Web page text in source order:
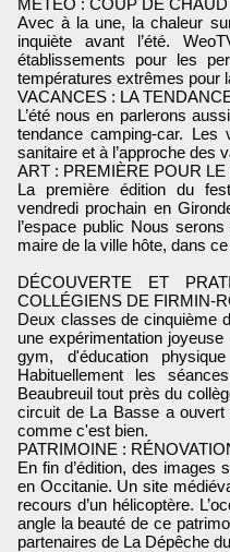
Avec à la une, la chaleur
inquiète avant l’été.
établissements pour les
températures extrêmes pour
VACANCES : LA
L’été nous en parlerons
tendance camping-car. Les
sanitaire et à l’approche des
ART : PREMIÈRE POUR
La première édition du
vendredi prochain en
l’espace public Nous
maire de la ville hôte, dans
DÉCOUVERTE ET
COLLÉGIENS DE FIRMIN-
Deux classes de cinquième
une expérimentation
gym, d'éducation
Habituellement les
Beaubreuil tout près du
circuit de La Basse a
comme c'est bien.
PATRIMOINE :
En fin d’édition, des images
en Occitanie. Un site
recours d’un hélicoptère.
angle la beauté de ce
partenaires de La Dépêche